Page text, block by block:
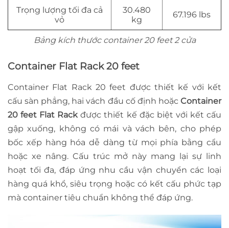
Bảng kích thước container 20 feet 2 cửa
Trọng lượng tối đa cả
vỏ
30.480
kg
67.196 lbs
Container Flat Rack 20 feet
Container Flat Rack 20 feet được thiết kế với kết
cấu sàn phẳng, hai vách đầu cố định hoặc Container
20 feet Flat Rackđược thiết kế đặc biệt với kết cấu
gập xuống, không có mái và vách bên, cho phép
bốc xếp hàng hóa dễ dàng từ mọi phía bằng cẩu
hoặc xe nâng. Cấu trúc mở này mang lại sự linh
hoạt tối đa, đáp ứng nhu cầu vận chuyển các loại
hàng quá khổ, siêu trọng hoặc có kết cấu phức tạp
mà container tiêu chuẩn không thể đáp ứng.